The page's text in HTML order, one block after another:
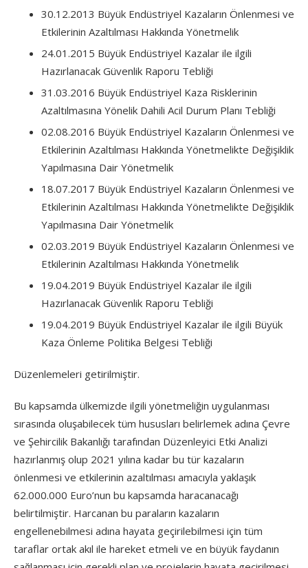
30.12.2013 Büyük Endüstriyel Kazaların Önlenmesi ve
Etkilerinin Azaltılması Hakkında Yönetmelik
24.01.2015 Büyük Endüstriyel Kazalar ile ilgili
Hazırlanacak Güvenlik Raporu Tebliği
31.03.2016 Büyük Endüstriyel Kaza Risklerinin
Azaltılmasına Yönelik Dahili Acil Durum Planı Tebliği
02.08.2016 Büyük Endüstriyel Kazaların Önlenmesi ve
Etkilerinin Azaltılması Hakkında Yönetmelikte Değişiklik
Yapılmasına Dair Yönetmelik
18.07.2017 Büyük Endüstriyel Kazaların Önlenmesi ve
Etkilerinin Azaltılması Hakkında Yönetmelikte Değişiklik
Yapılmasına Dair Yönetmelik
02.03.2019 Büyük Endüstriyel Kazaların Önlenmesi ve
Etkilerinin Azaltılması Hakkında Yönetmelik
19.04.2019 Büyük Endüstriyel Kazalar ile ilgili
Hazırlanacak Güvenlik Raporu Tebliği
19.04.2019 Büyük Endüstriyel Kazalar ile ilgili Büyük
Kaza Önleme Politika Belgesi Tebliği
Düzenlemeleri getirilmiştir.
Bu kapsamda ülkemizde ilgili yönetmeliğin uygulanması
sırasında oluşabilecek tüm hususları belirlemek adına Çevre
ve Şehircilik Bakanlığı tarafından Düzenleyici Etki Analizi
hazırlanmış olup 2021 yılına kadar bu tür kazaların
önlenmesi ve etkilerinin azaltılması amacıyla yaklaşık
62.000.000 Euro’nun bu kapsamda haracanacağı
belirtilmiştir. Harcanan bu paraların kazaların
engellenebilmesi adına hayata geçirilebilmesi için tüm
taraflar ortak akıl ile hareket etmeli ve en büyük faydanın